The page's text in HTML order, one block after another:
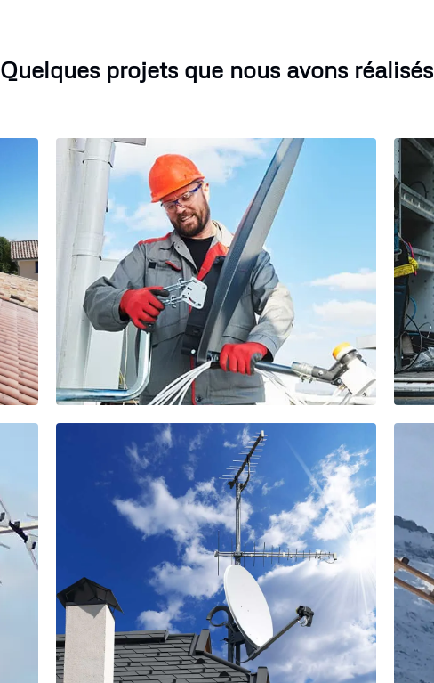
Quelques projets que nous avons réalisés